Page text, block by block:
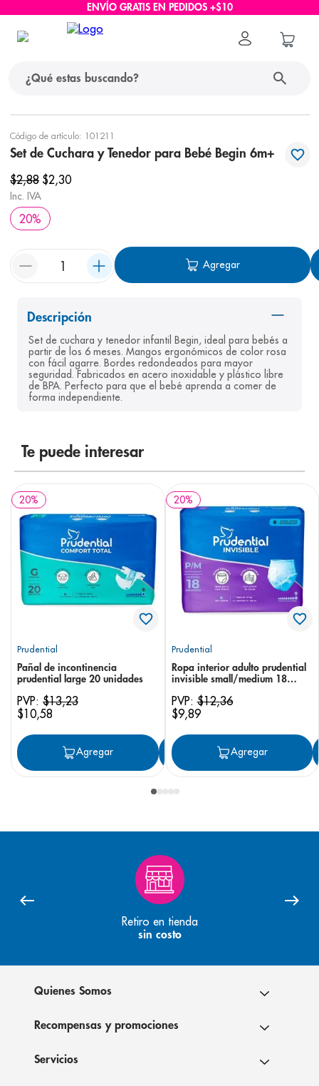
ENVÍO GRATIS EN PEDIDOS +$10
Código de artículo: 101211
Set de Cuchara y Tenedor para Bebé Begin 6m+
$2,88 $2,30
Inc. IVA
20%
Agregar
Descripción
Set de cuchara y tenedor infantil Begin, ideal para bebés a
partir de los 6 meses. Mangos ergonómicos de color rosa
con fácil agarre. Bordes redondeados para mayor
seguridad. Fabricados en acero inoxidable y plástico libre
de BPA. Perfecto para que el bebé aprenda a comer de
forma independiente.
Te puede interesar
20%
Prudential
Pañal de incontinencia
prudential large 20 unidades
PVP: $13,23
$10,58
Agregar Agregar
20%
Prudential
Ropa interior adulto prudential
invisible small/medium 18
PVP:$12,36
$9,89
Agregar
Retiro en tienda
sin costo
Quienes Somos
Recompensas y promociones
Servicios
1. protector solar
2. pañales
3. eucerin
nivea
6. shampoo
7 bioderma
8 pediasure
9. panolini
10.prueba embarazo